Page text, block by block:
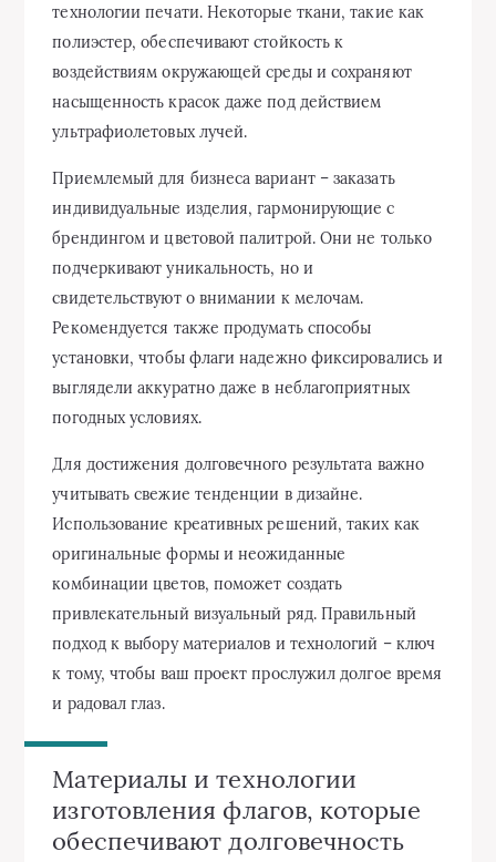
технологии печати. Некоторые ткани, такие как
полиэстер, обеспечивают стойкость к
воздействиям окружающей среды и сохраняют
насыщенность красок даже под действием
ультрафиолетовых лучей.
Приемлемый для бизнеса вариант – заказать
индивидуальные изделия, гармонирующие с
брендингом и цветовой палитрой. Они не только
подчеркивают уникальность, но и
свидетельствуют о внимании к мелочам.
Рекомендуется также продумать способы
установки, чтобы флаги надежно фиксировались и
выглядели аккуратно даже в неблагоприятных
погодных условиях.
Для достижения долговечного результата важно
учитывать свежие тенденции в дизайне.
Использование креативных решений, таких как
оригинальные формы и неожиданные
комбинации цветов, поможет создать
привлекательный визуальный ряд. Правильный
подход к выбору материалов и технологий – ключ
к тому, чтобы ваш проект прослужил долгое время
и радовал глаз.
Материалы и технологии
изготовления флагов, которые
обеспечивают долговечность